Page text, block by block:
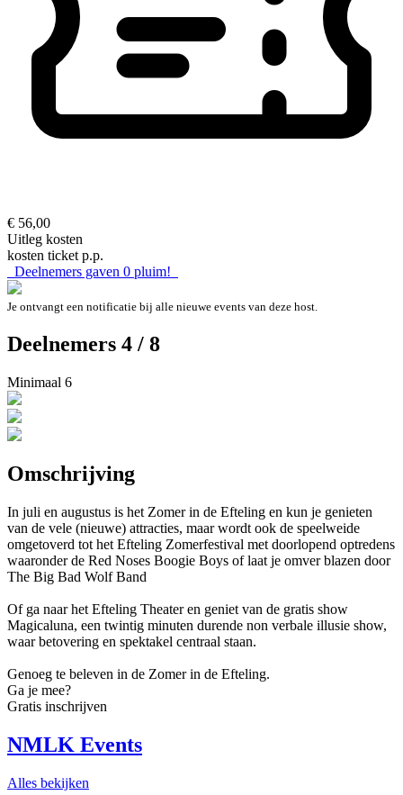
€ 56,00
Uitleg kosten
kosten ticket p.p.
Deelnemers gaven 0 pluim!
Je ontvangt een notificatie bij alle nieuwe events van deze host.
Deelnemers 4 / 8
Minimaal 6
Omschrijving
In juli en augustus is het Zomer in de Efteling en kun je genieten
van de vele (nieuwe) attracties, maar wordt ook de speelweide
omgetoverd tot het Efteling Zomerfestival met doorlopend optredens
waaronder de Red Noses Boogie Boys of laat je omver blazen door
The Big Bad Wolf Band
Of ga naar het Efteling Theater en geniet van de gratis show
Magicaluna, een twintig minuten durende non verbale illusie show,
waar betovering en spektakel centraal staan.
Genoeg te beleven in de Zomer in de Efteling.
Ga je mee?
Gratis inschrijven
NMLK Events
Alles bekijken